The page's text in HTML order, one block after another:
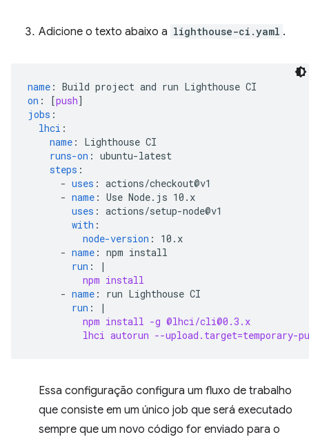
Adicione o texto abaixo a lighthouse-ci.yaml .
name : Build project and run Lighthouse CI
on : [push]
jobs :
lhci :
name :
Lighthouse CI
runs-on : ubuntu-latest
steps :
- uses : actions/checkout@v1
- name : Use Node.js 10.x
uses : actions/setup-node@v1
with :
node-version :
10.x
- name : npm install
run :
|
npm install
- name :
run Lighthouse CI
run :
|
npm install -g @lhci/cli@0.3.x
lhci autorun --
Essa configuração configura um fluxo de trabalho
que consiste em um único job que será executado
sempre que um novo código for enviado para o